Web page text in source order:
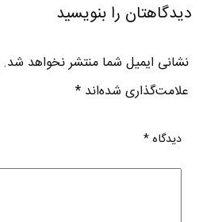
دیدگاهتان را بنویسید
نشانی ایمیل شما منتشر نخواهد شد.
علامت‌گذاری شده‌اند*
دیدگاه*